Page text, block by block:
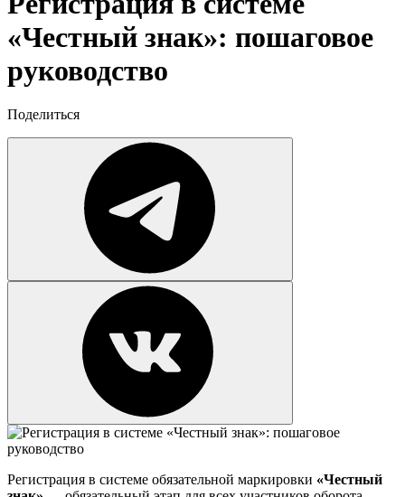
«Честный знак»: пошаговое
руководство
Поделиться
Регистрация в системе обязательной маркировки «Честный